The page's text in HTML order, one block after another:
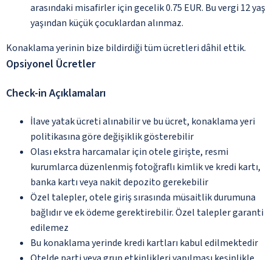
arasındaki misafirler için gecelik 0.75 EUR. Bu vergi 12 yaş
yaşından küçük çocuklardan alınmaz.
Konaklama yerinin bize bildirdiği tüm ücretleri dâhil ettik.
Opsiyonel Ücretler
Check-in Açıklamaları
İlave yatak ücreti alınabilir ve bu ücret, konaklama yeri
politikasına göre değişiklik gösterebilir
Olası ekstra harcamalar için otele girişte, resmi
kurumlarca düzenlenmiş fotoğraflı kimlik ve kredi kartı,
banka kartı veya nakit depozito gerekebilir
Özel talepler, otele giriş sırasında müsaitlik durumuna
bağlıdır ve ek ödeme gerektirebilir. Özel talepler garanti
edilemez
Bu konaklama yerinde kredi kartları kabul edilmektedir